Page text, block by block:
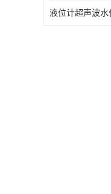
液位计超声波水